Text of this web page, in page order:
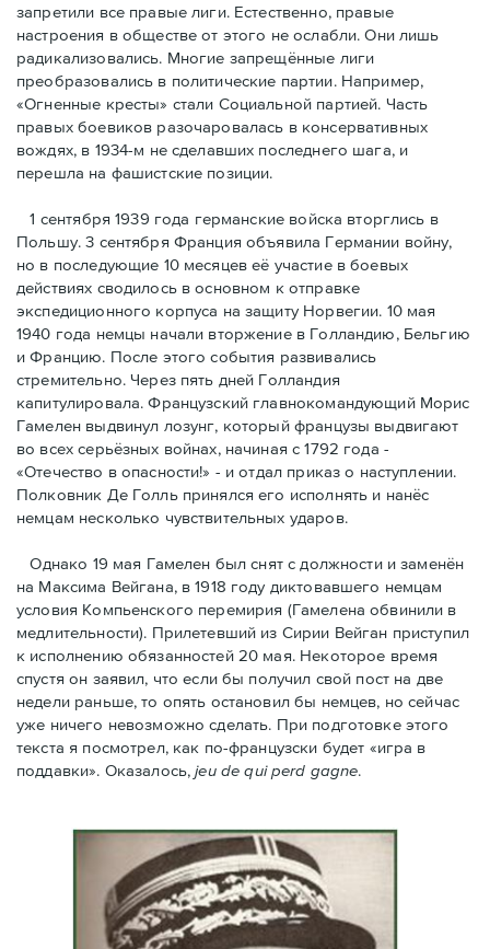
запретили все правые лиги. Естественно, правые
настроения в обществе от этого не ослабли. Они лишь
радикализовались. Многие запрещённые лиги
преобразовались в политические партии. Например,
«Огненные кресты» стали Социальной партией. Часть
правых боевиков разочаровалась в консервативных
вождях, в 1934-м не сделавших последнего шага, и
перешла на фашистские позиции.
1 сентября 1939 года германские войска вторглись в
Польшу. 3 сентября Франция объявила Германии войну,
но в последующие 10 месяцев её участие в боевых
действиях сводилось в основном к отправке
экспедиционного корпуса на защиту Норвегии. 10 мая
1940 года немцы начали вторжение в Голландию, Бельгию
и Францию. После этого события развивались
стремительно. Через пять дней Голландия
капитулировала. Французский главнокомандующий Морис
Гамелен выдвинул лозунг, который французы выдвигают
во всех серьёзных войнах, начиная с 1792 года -
«Отечество в опасности!» - и отдал приказ о наступлении.
Полковник Дe Голль принялся его исполнять и нанёс
немцам несколько чувствительных ударов.
Однако 19 мая Гамелен был снят с должности и заменён
на Максима Вейгана, в 1918 году диктовавшего немцам
условия Компьенского перемирия (Гамелена обвинили в
медлительности). Прилетевший из Сирии Вейган приступил
к исполнению обязанностей 20 мая. Hекоторое время
спустя oн заявил, что если бы получил свой пост на две
недели раньше, то опять остановил бы немцев, но сейчас
уже ничего невозможно сделать. При подготовке этого
текста я посмотрел, как по-французски будет «игра в
поддавки». Оказалось,jeu de qui perd gagne.